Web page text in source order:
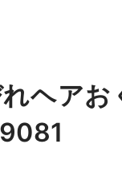
ヘアお